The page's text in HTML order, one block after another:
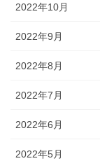
2022年10月
2022年9月
2022年8月
2022年7月
2022年6月
2022年5月